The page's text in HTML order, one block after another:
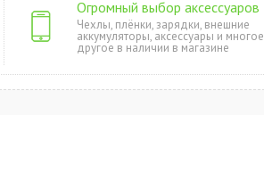
Огромный выбор аксессуаров
Чехлы, плёнки, зарядки, внешние
аккумуляторы, аксессуары и многое
другое в наличии в магазине